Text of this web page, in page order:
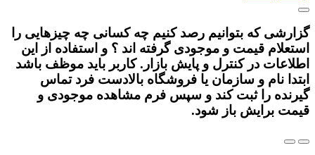
گزارشی که بتوانیم رصد کنیم چه کسانی چه چیزهایی را
استعلام قیمت و موجودی گرفته اند ؟ و استفاده از این
اطلاعات در کنترل و پایش بازار. کاربر باید موظف باشد
ابتدا نام و سازمان یا فروشگاه بالادست فرد تماس
گیرنده را ثبت کند و سپس فرم مشاهده موجودی و
قیمت برایش باز شود.